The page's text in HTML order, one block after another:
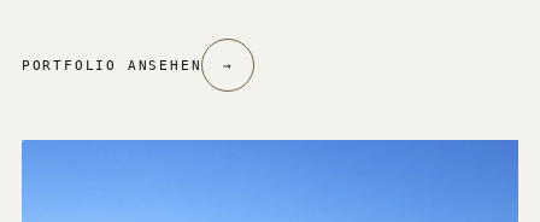
PORTFOLIO ANSEHEN →